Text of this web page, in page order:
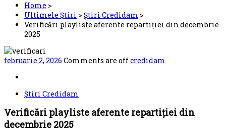
Home >
Ultimele Știri > Știri Credidam >
Verificări playliste aferente repartiției din decembrie
2025
februarie 2, 2026 Comments are offcredidam
Știri Credidam
Verificări playliste aferente repartiției din
decembrie 2025